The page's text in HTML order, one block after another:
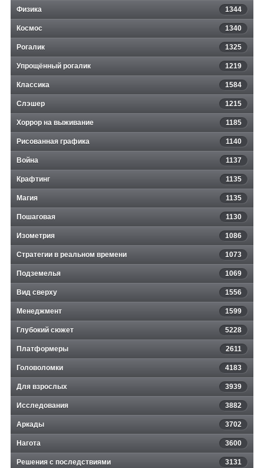
Физика 1344
Космос 1340
Рогалик 1325
Упрощённый рогалик 1219
Классика 1584
Слэшер 1215
Хоррор на выживание 1185
Рисованная графика 1140
Война 1137
Крафтинг 1135
Магия 1135
Пошаговая 1130
Изометрия 1086
Стратегии в реальном времени 1073
Подземелья 1069
Вид сверху 1556
Менеджмент 1599
Глубокий сюжет 5228
Платформеры 2611
Головоломки 4183
Для взрослых 3939
Исследования 3882
Аркады 3702
Нагота 3600
Решения с последствиями 3131